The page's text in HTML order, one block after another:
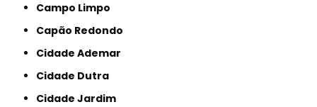
Campo Limpo
Capão Redondo
Cidade Ademar
Cidade Dutra
Cidade Jardim